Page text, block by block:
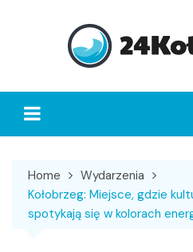
Home
Wydarzenia
Kołobrzeg: Miejsce, gdzie
spotykają się w kolorach